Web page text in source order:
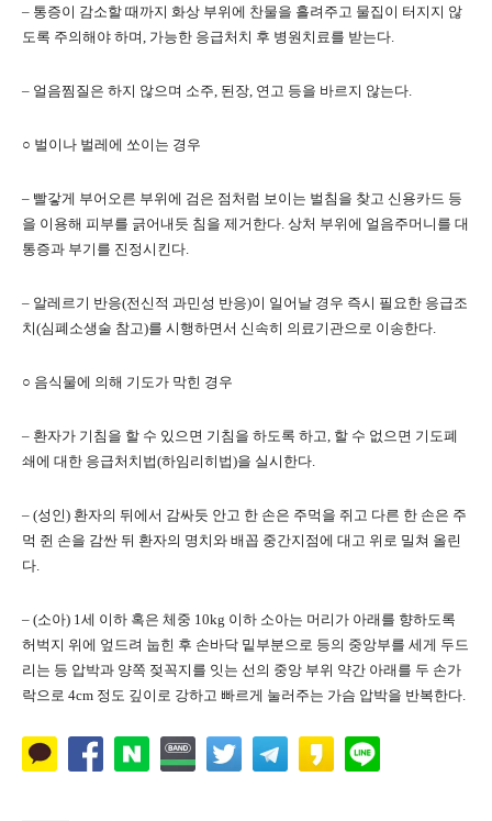
– 통증이 감소할 때까지 화상 부위에 찬물을 흘려주고 물집이 터지지 않
도록 주의해야 하며, 가능한 응급처치 후 병원치료를 받는다.
– 얼음찜질은 하지 않으며 소주, 된장, 연고 등을 바르지 않는다.
○ 벌이나 벌레에 쏘이는 경우
– 빨갛게 부어오른 부위에 검은 점처럼 보이는 벌침을 찾고 신용카드 등
을 이용해 피부를 긁어내듯 침을 제거한다. 상처 부위에 얼음주머니를 대
통증과 부기를 진정시킨다.
– 알레르기 반응(전신적 과민성 반응)이 일어날 경우 즉시 필요한 응급조
치(심폐소생술 참고)를 시행하면서 신속히 의료기관으로 이송한다.
○ 음식물에 의해 기도가 막힌 경우
– 환자가 기침을 할 수 있으면 기침을 하도록 하고, 할 수 없으면 기도폐
쇄에 대한 응급처치법(하임리히법)을 실시한다.
– (성인) 환자의 뒤에서 감싸듯 안고 한 손은 주먹을 쥐고 다른 한 손은 주
먹 쥔 손을 감싼 뒤 환자의 명치와 배꼽 중간지점에 대고 위로 밀쳐 올린
다.
– (소아) 1세 이하 혹은 체중 10kg 이하 소아는 머리가 아래를 향하도록
허벅지 위에 엎드려 눕힌 후 손바닥 밑부분으로 등의 중앙부를 세게 두드
리는 등 압박과 양쪽 젖꼭지를 잇는 선의 중앙 부위 약간 아래를 두 손가
락으로 4cm 정도 깊이로 강하고 빠르게 눌러주는 가슴 압박을 반복한다.